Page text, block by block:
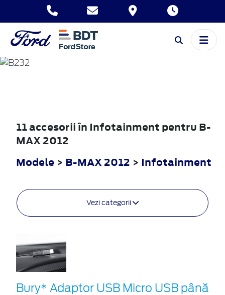
B-MAX
11 accesorii în Infotainment pentru B-
MAX 2012
Modele > B-MAX 2012 > Infotainment
Vezi categorii
Bury* Adaptor USB Micro USB până